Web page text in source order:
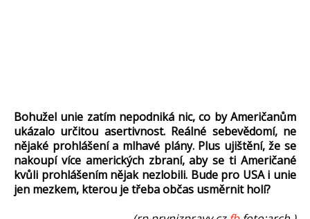
Bohužel unie zatím nepodniká nic, co by Američanům
ukázalo určitou asertivnost. Reálné sebevědomí, ne
nějaké prohlášení a mlhavé plány. Plus ujištění, že se
nakoupí více amerických zbraní, aby se ti Američané
kvůli prohlášením nějak nezlobili. Bude pro USA i unie
jen mezkem, kterou je třeba občas usměrnit holí?